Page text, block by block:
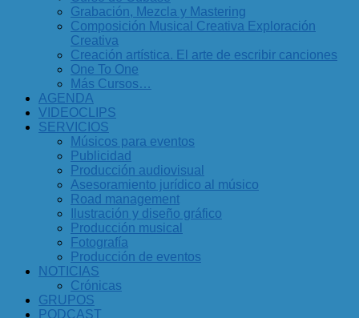
Grabación, Mezcla y Mastering
Composición Musical Creativa Exploración
Creativa
Creación artística. El arte de escribir canciones
One To One
Más Cursos…
AGENDA
VIDEOCLIPS
SERVICIOS
Músicos para eventos
Publicidad
Producción audiovisual
Asesoramiento jurídico al músico
Road management
Ilustración y diseño gráfico
Producción musical
Fotografía
Producción de eventos
NOTICIAS
Crónicas
GRUPOS
PODCAST